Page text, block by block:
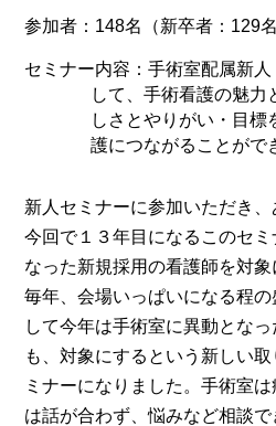
参加者：148名（新卒者：129
セミナー内容：手術室配属新
して、手術看護の魅力
しさとやりがい・目標
護につながることがで
新人セミナーに参加いただき、
今回で１３年目になるこのセ
なった新規採用の看護師を対象
毎年、会場いっぱいになる程
して今年は手術室に異動とな
も、対象にするという新しい
ミナーになりました。手術室
は話が合わず、悩みなど相談